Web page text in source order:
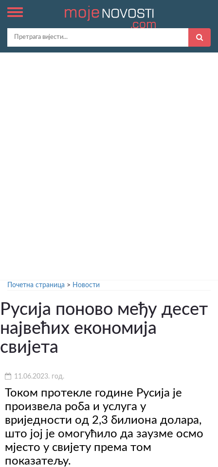
Почетна страница > Новости
Русија поново међу десет
највећих економија
свијета
11.06.2023. год.
Током протекле године Русија је
произвела роба и услуга у
вриједности од 2,3 билиона долара,
што јој је омогућило да заузме осмо
мјесто у свијету према том
показатељу.